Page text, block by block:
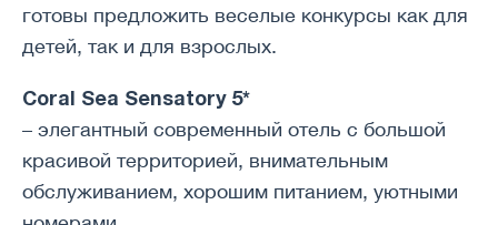
готовы предложить веселые конкурсы как для
детей, так и для взрослых.
Coral Sea Sensatory 5*
– элегантный современный отель с большой
красивой территорией, внимательным
обслуживанием, хорошим питанием, уютными